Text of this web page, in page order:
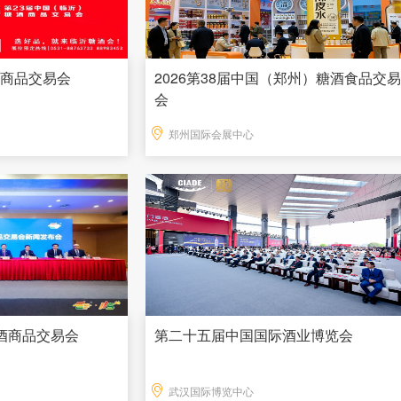
品交易会
2026第38届中国（郑州）糖酒食品交易
会
郑州国际会展中心
商品交易会 第二十五届中国国际酒业博览会
武汉国际博览中心